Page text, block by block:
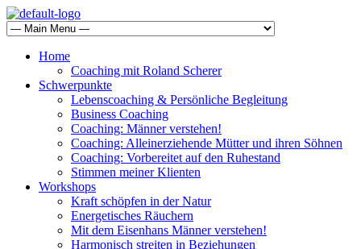
Home
Coaching mit Roland Scherer
Schwerpunkte
Lebenscoaching & Persönliche Begleitung
Business Coaching
Coaching: Männer verstehen!
Coaching: Alleinerziehende Mütter und ihren Söhnen
Coaching: Vorbereitet auf den Ruhestand
Stimmen meiner Klienten
Workshops
Kraft schöpfen in der Natur
Energetisches Räuchern
Mit dem Eisenhans Männer verstehen!
Harmonisch streiten in Beziehungen